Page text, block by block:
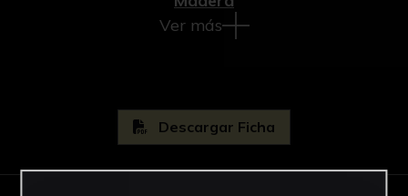
Ver más
Descargar Ficha